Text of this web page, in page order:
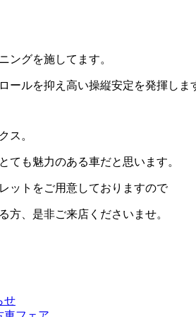
ングを施してます。
ールを抑え高い操縦安定を発揮しま
ス。
ても魅力のある車だと思います。
ットをご用意しておりますので
方、是非ご来店くださいませ。
せ